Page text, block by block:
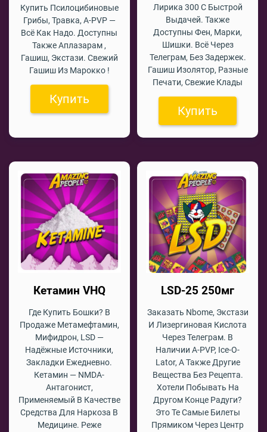
Купить Псилоцибиновые
Грибы, Травка, A-PVP —
Всё Как Надо. Доступны
Также Аплазарам ,
Гашиш, Экстази. Свежий
Гашиш Из Марокко !
Купить
Лирика 300 С Быстрой
Выдачей. Также
Доступны Фен, Марки,
Шишки. Всё Через
Телеграм, Без Задержек.
Гашиш Изолятор, Разные
Печати, Свежие Клады
Купить
Кетамин VHQ
Где Купить Бошки? В
Продаже Метамефтамин,
Мифидрон, LSD —
Надёжные Источники,
Закладки Ежедневно.
Кетамин — NMDA-
Антагонист,
Применяемый В Качестве
Средства Для Наркоза В
Медицине. Реже
LSD-25 250мг
Заказать Nbome, Экстази
И Лизергиновая Кислота
Через Телеграм. В
Наличии A-PVP, Ice-O-
Lator, А Также Другие
Вещества Без Рецепта.
Хотели Побывать На
Другом Конце Радуги?
Это Те Самые Билеты
Прямиком Через Центр